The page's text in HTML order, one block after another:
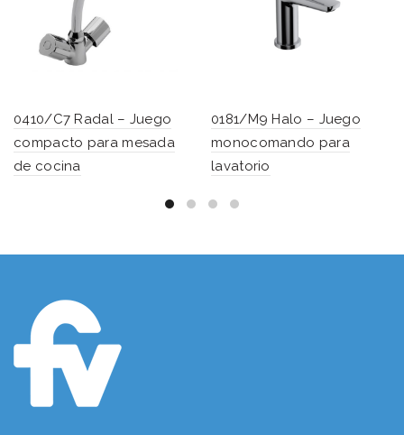
0410/C7 Radal – Juego
compacto para mesada
de cocina
0181/M9 Halo – Juego
monocomando para
lavatorio